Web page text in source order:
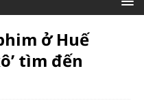
ở Huế
tìm đến